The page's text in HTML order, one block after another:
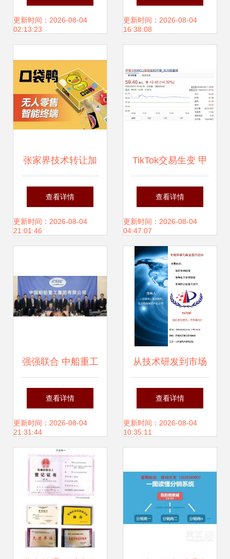
述
更新时间：2026-08-04
02:13:23
图片与技术转让指
更新时间：2026-08-04
16:38:08
张家界技术转让加
盟 开启区域特色产
业发展的新引擎
查看详情
更新时间：2026-08-04
21:01:46
TikTok交易生变 甲
骨文成技术合作伙
伴，沃尔玛或参与
电商业务
查看详情
更新时间：2026-08-04
04:47:07
强强联合 中船重工
与三菱日立签订燃
气轮机技术转让协
议，助力中国船舶
动力升级
查看详情
更新时间：2026-08-04
21:31:44
从技术研发到市场
变现 专利申请与转
让技术培训指南
查看详情
更新时间：2026-08-04
10:35:11